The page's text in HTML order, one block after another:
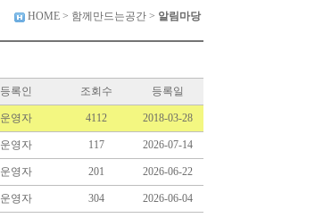
HOME> 함께만드는공간 > 알림마당
등록인 조회수 등록일
운영자 4112 2018-03-28
운영자 117 2026-07-14
운영자 201 2026-06-22
운영자 304 2026-06-04